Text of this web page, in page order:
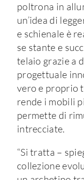
poltrona in
un’idea di
e schienale è
se stante e
telaio grazie a
progettuale
vero e proprio
rende i mobili
permette di
intrecciate.
“Si tratta –
collezione